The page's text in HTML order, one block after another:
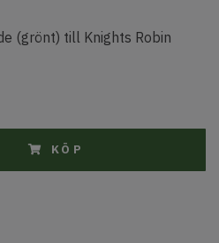
(grönt) till Knights Robin
KÖP